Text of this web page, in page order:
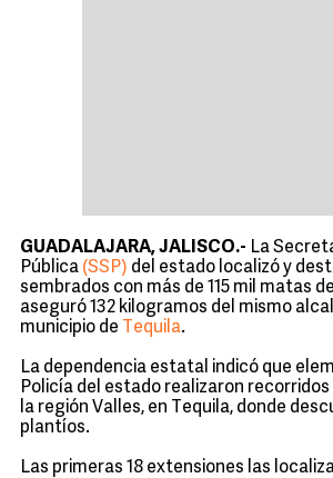
GUADALAJARA, JALISCO.- La
Pública (SSP) del estado localizó y
sembrados con más de 115 mil matas
aseguró 132 kilogramos del mismo
municipio de
Tequila.
La dependencia estatal indicó que
Policía del estado realizaron
la región Valles, en Tequila, donde
plantíos.
Las primeras 18 extensiones las